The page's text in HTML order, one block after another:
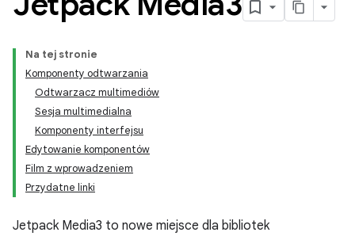
Na tej stronie
Komponenty odtwarzania
Odtwarzacz multimediów
Sesja multimedialna
Komponenty interfejsu
Edytowanie komponentów
Film z wprowadzeniem
Przydatne linki
Jetpack Media3 to nowe miejsce dla bibliotek